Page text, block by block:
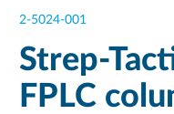
2-5024-001
Strep-
FPLC